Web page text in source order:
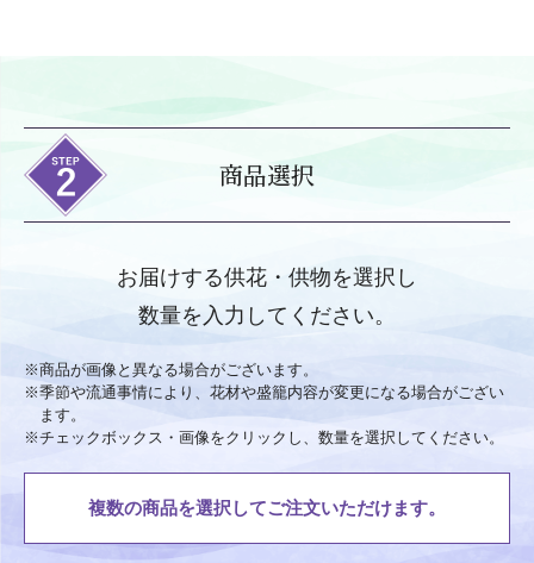
商品選択
お届けする供花・供物を選択し
数量を入力してください。
※商品が画像と異なる場合がございます。
※季節や流通事情により、花材や盛籠内容が変更になる場合がござい
ます。
※チェックボックス・画像をクリックし、数量を選択してください。
複数の商品を選択してご注文いただけます。